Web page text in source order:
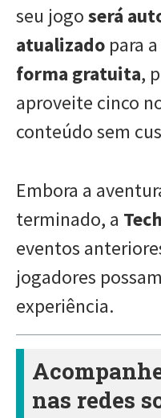
seu jogoserá
atualizado para a
forma gratuita,
aproveite cinco
conteúdo sem
Embora a
terminado, a
eventos
jogadores
experiência.
nas redes